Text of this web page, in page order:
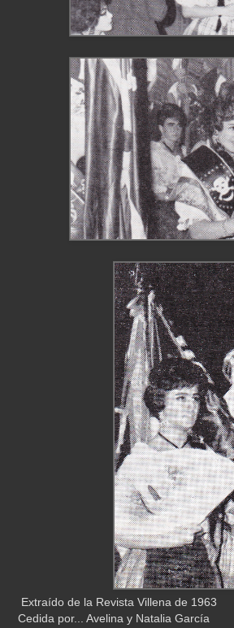
Extraído de la Revista Villena de 1963
Cedida por... Avelina y Natalia García